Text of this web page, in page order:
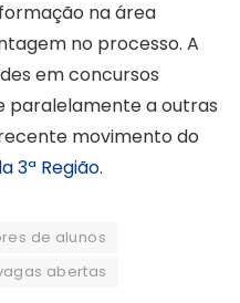
na área
no processo. A
em concursos
paralelamente a outras
movimento do
3ª Região.
de alunos
abertas